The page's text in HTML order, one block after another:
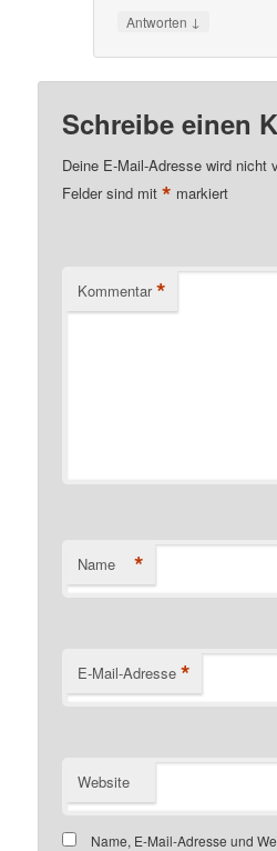
Antworten ↓
Schreibe einen
Deine E-Mail-Adresse wird nicht
Felder sind mit* markiert
Kommentar *
Name *
E-Mail-Adresse *
Website
Name, E-Mail-Adresse und